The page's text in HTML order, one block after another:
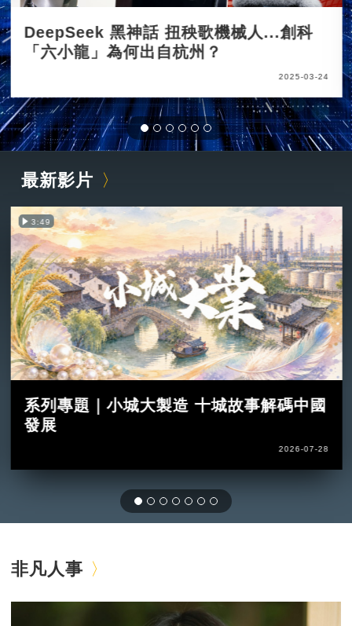
DeepSeek 黑神話 扭秧歌機械人...創科
「六小龍」為何出自杭州？
2025-03-24
最新影片
3:49
系列專題｜小城大製造 十城故事解碼中國
發展
2026-07-28
非凡人事